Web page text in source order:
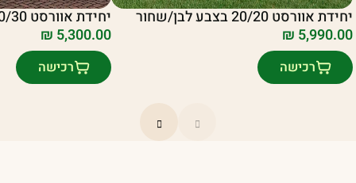
יחידת אוורסט 20/20 בצבע לבן/שחור
₪ 5,990.00
רכישה
יחידת אוורסט 10/30 בצבע לבן/שחור
₪ 5,300.00
רכישה